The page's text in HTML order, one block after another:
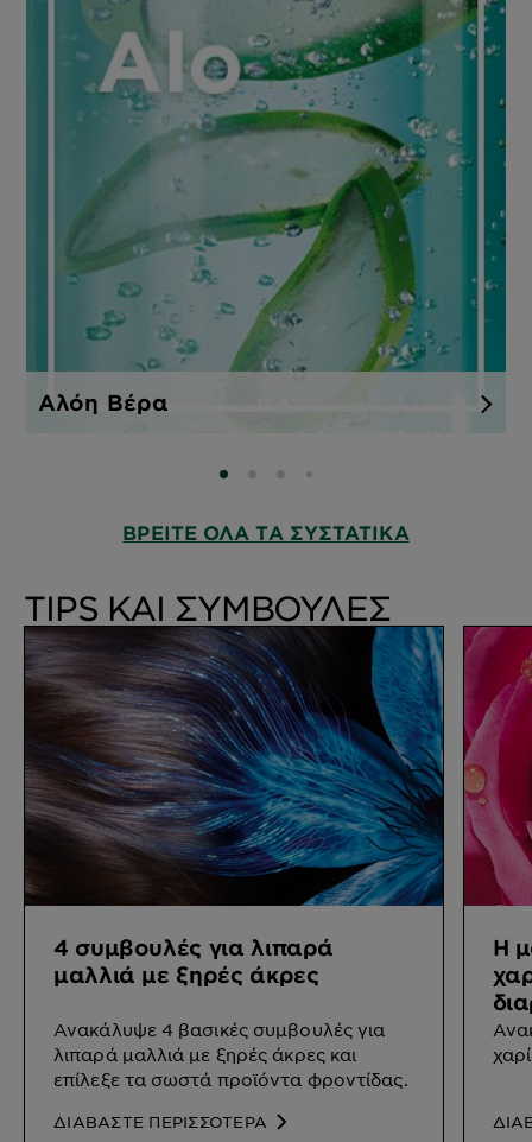
Αλόη Βέρα
SLIDE 0
SLIDE 1
SLIDE 2
SLIDE 3
ΒΡΕΙΤΕ ΟΛΑ ΤΑ ΣΥΣΤΑΤΙΚΑ
TIPS ΚΑΙ ΣΥΜΒΟΥΛΈΣ
4 συμβουλές για λιπαρά
μαλλιά με ξηρές άκρες
Ανακάλυψε 4 βασικές συμβουλές για
λιπαρά μαλλιά με ξηρές άκρες και
επίλεξε τα σωστά προϊόντα φροντίδας.
ΔΙΑΒΑΣΤΕ ΠΕΡΙΣΣΟΤΕΡΑ
Η